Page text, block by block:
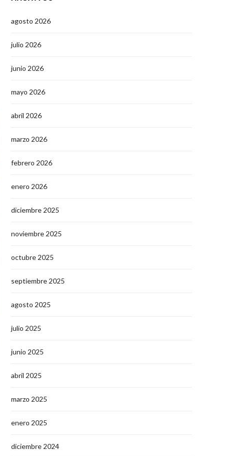
agosto 2026
julio 2026
junio 2026
mayo 2026
abril 2026
marzo 2026
febrero 2026
enero 2026
diciembre 2025
noviembre 2025
octubre 2025
septiembre 2025
agosto 2025
julio 2025
junio 2025
abril 2025
marzo 2025
enero 2025
diciembre 2024